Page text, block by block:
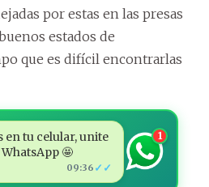
por estas en las presas
estados de
que es difícil encontrarlas
en tu celular, unite
🤩
09:36 ✓✓
1